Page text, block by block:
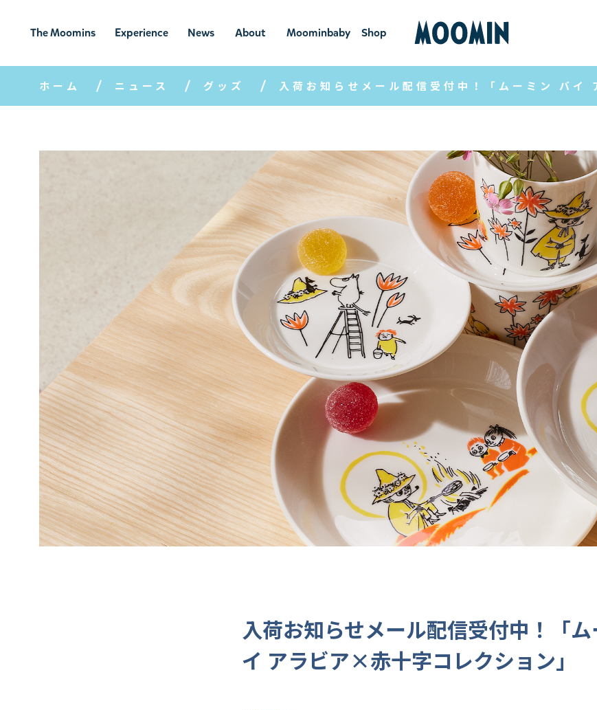
The Moomins
ムーミンの
世界
Experience
ムーミンの世
界を楽しむ
News
ニュ
ース
About
ムーミン
について
Moominbaby
ムーミンベ
ビー
Shop
ショ
ップ
ホーム ニュース グッズ 入荷お知らせメール配信受付中！「ムーミン バイ
入荷お知らせメール配信受付中！「
イ アラビア×赤十字コレクション」